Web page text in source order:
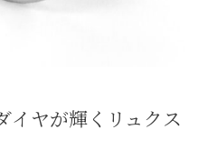
イヤが輝くリュクス